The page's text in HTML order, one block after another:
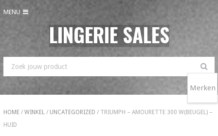
MENU
LINGERIE SALES
HOME/ WINKEL/ UNCATEGORIZED / TRIUMPH – AMOURETTE 300 W(BEUGEL) –
HUID
Merken